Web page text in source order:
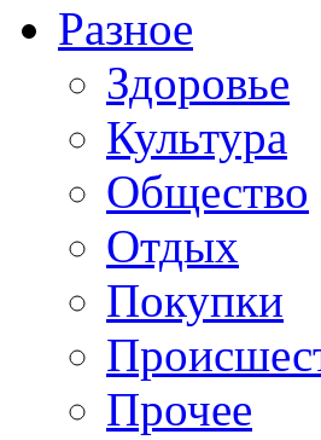
Разное
Здоровье
Культура
Общество
Отдых
Покупки
Прочее